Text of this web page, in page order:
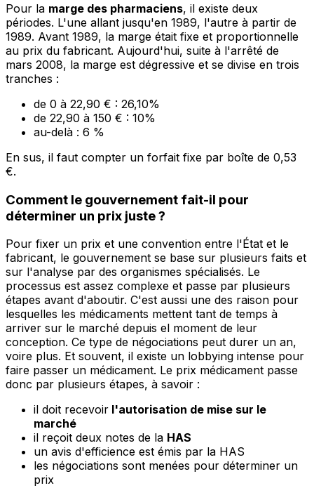
Pour la marge des pharmaciens, il existe deux
périodes. L'une allant jusqu'en 1989, l'autre à partir de
1989. Avant 1989, la marge était fixe et proportionnelle
au prix du fabricant. Aujourd'hui, suite à l'arrêté de
mars 2008, la marge est dégressive et se divise en trois
tranches :
de 0 à 22,90 € : 26,10%
de 22,90 à 150 € : 10%
au-delà : 6 %
En sus, il faut compter un forfait fixe par boîte de 0,53
€.
Comment le gouvernement fait-il pour
déterminer un prix juste ?
Pour fixer un prix et une convention entre l'État et le
fabricant, le gouvernement se base sur plusieurs faits et
sur l'analyse par des organismes spécialisés. Le
processus est assez complexe et passe par plusieurs
étapes avant d'aboutir. C'est aussi une des raison pour
lesquelles les médicaments mettent tant de temps à
arriver sur le marché depuis el moment de leur
conception. Ce type de négociations peut durer un an,
voire plus. Et souvent, il existe un lobbying intense pour
faire passer un médicament. Le prix médicament passe
donc par plusieurs étapes, à savoir :
il doit recevoir l'autorisation de mise sur le
marché
il reçoit deux notes de la HAS
un avis d'efficience est émis par la HAS
les négociations sont menées pour déterminer un
prix